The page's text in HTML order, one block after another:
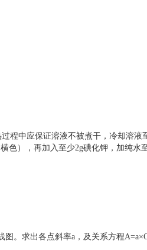
程中应保证溶液不被煮干，冷却溶液
色），再加入至少2g碘化钾，加纯水
图。求出各点斜率a，及关系方程